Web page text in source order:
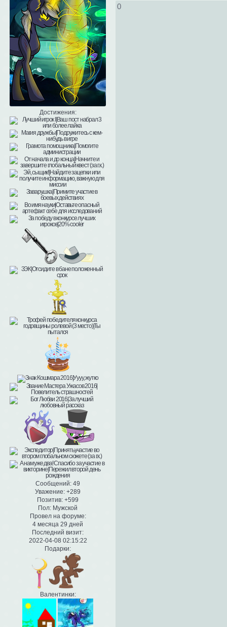
Достижения:
Сообщений: 49
Уважение: +289
Позитив: +599
Пол: Мужской
Провел на форуме:
4 месяца 29 дней
Последний визит:
2022-04-08 02:15:22
Подарки:
Валентинки:
0